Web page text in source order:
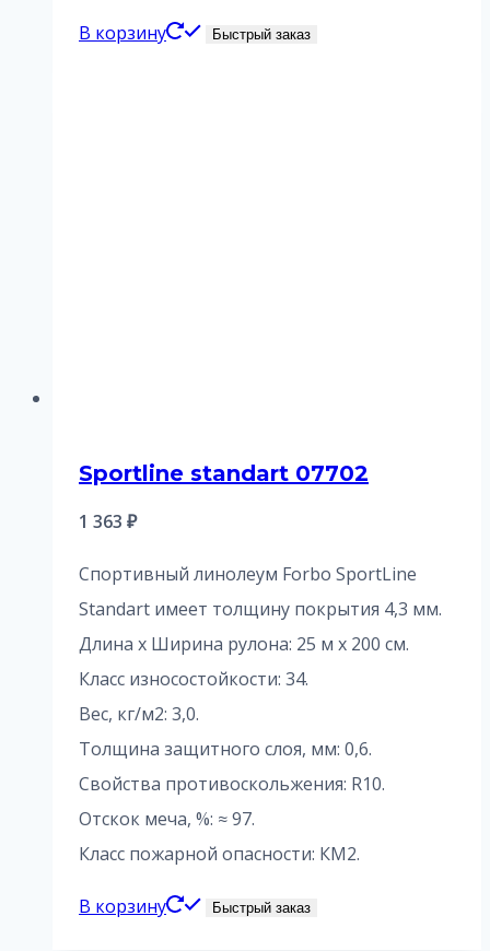
В корзину Быстрый заказ
Sportline standart 07702
1 363 ₽
Спортивный линолеум Forbo SportLine
Standart имеет толщину покрытия 4,3 мм.
Длина х Ширина рулона: 25 м x 200 см.
Класс износостойкости: 34.
Вес, кг/м2: 3,0.
Толщина защитного слоя, мм: 0,6.
Свойства противоскольжения: R10.
Отскок меча, %: ≈ 97.
Класс пожарной опасности: КМ2.
В корзину Быстрый заказ